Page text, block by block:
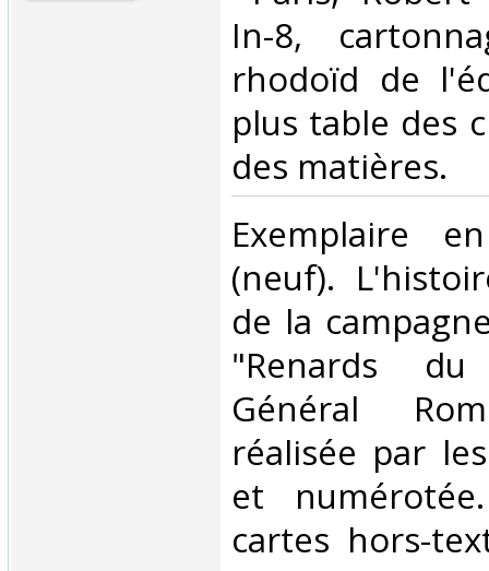
In-8,
rhodoïd de
plus table des
des matières. ‎
‎Exemplaire
(neuf).
de la
"Renards
Général
réalisée par
et
cartes hors-